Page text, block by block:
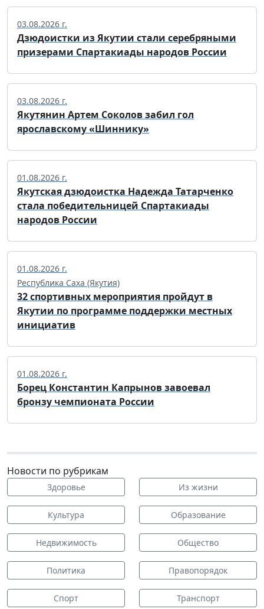
03.08.2026 г.
Дзюдоистки из Якутии стали серебряными
призерами Спартакиады народов России
03.08.2026 г.
Якутянин Артем Соколов забил гол
ярославскому «Шиннику»
01.08.2026 г.
Якутская дзюдоистка Надежда Татарченко
стала победительницей Спартакиады
народов России
01.08.2026 г.
Республика Саха (Якутия)
32 спортивных мероприятия пройдут в
Якутии по программе поддержки местных
инициатив
01.08.2026 г.
Борец Константин Капрынов завоевал
бронзу чемпионата России
Новости по рубрикам
Здоровье Из жизни
Культура Образование
Недвижимость Общество
Политика Правопорядок
Спорт Транспорт